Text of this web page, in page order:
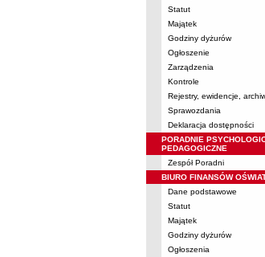
Statut
Majątek
Godziny dyżurów
Ogłoszenie
Zarządzenia
Kontrole
Rejestry, ewidencje,
Sprawozdania
Deklaracja dostępności
PORADNIE
PEDAGOGICZNE
Zespół Poradni
BIURO FINANSÓW
Dane podstawowe
Statut
Majątek
Godziny dyżurów
Ogłoszenia